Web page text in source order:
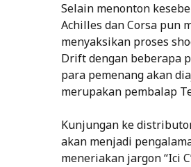
Selain menonton
Achilles dan Corsa pun
menyaksikan proses
Drift dengan beberapa
para pemenang akan
merupakan pembalap
Kunjungan ke
akan menjadi
meneriakan jargon “Ici